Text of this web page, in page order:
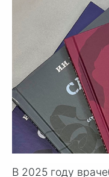
В 2025 году